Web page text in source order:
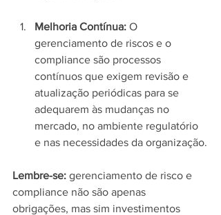
Melhoria Contínua: O
gerenciamento de riscos e o
compliance são processos
contínuos que exigem revisão e
atualização periódicas para se
adequarem às mudanças no
mercado, no ambiente regulatório
e nas necessidades da organização.
Lembre-se: gerenciamento de risco e
compliance não são apenas
obrigações, mas sim investimentos